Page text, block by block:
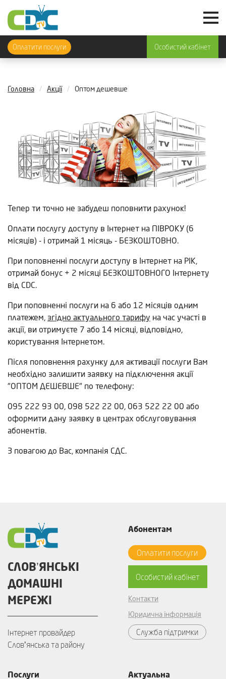
Оплатити послуги Особистий кабінет
Головна Акції Оптом дешевше
Тепер ти точно не забудеш поповнити рахунок!
Оплати послугу доступу в Інтернет на ПІВРОКУ (6
місяців) - і отримай 1 місяць - БЕЗКОШТОВНО.
При поповненні послуги доступу в Інтернет на РІК,
отримай бонус + 2 місяці БЕЗКОШТОВНОГО Інтернету
від CDC.
При поповненні послуги на 6 або 12 місяців одним
платежем, згідно актуального тарифу на час участі в
акції, ви отримуєте 7 або 14 місяці, відповідно,
користування Інтернетом.
Після поповнення рахунку для активації послуги Вам
необхідно залишити заявку на підключення акції
"ОПТОМ ДЕШЕВШЕ" по телефону:
095 222 93 00, 098 522 22 00, 063 522 22 00 або
оформити дану заявку в центрах обслуговування
абонентів.
З повагою до Вас, компанія СДС.
СЛОВʼЯНСЬКІ
ДОМАШНІ
МЕРЕЖІ
Інтернет провайдер
Словʼянська та району
Послуги Актуальна
Абонентам
Оплатити послуги
Особистий кабінет
Контакти
Юридична інформація
Служба підтримки